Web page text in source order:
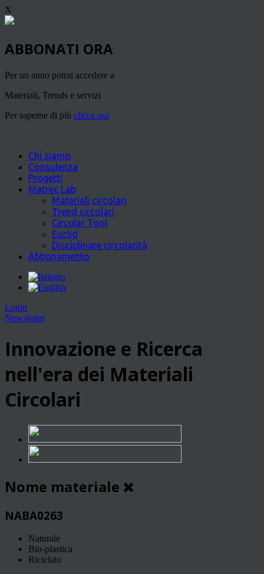
X
ABBONATI ORA
Per un anno potrai accedere a
Materiali, Trends e servizi
Per saperne di più clicca qui
Chi siamo
Consulenza
Progetti
Matrec Lab
Materiali circolari
Trend circolari
Circular Tool
Euclid
Disciplinare circolarità
Abbonamento
Login
Newsletter
Innovazione e Ricerca
nell'era dei Materiali
Circolari
Nome materiale
NABA0263
Naturale
Bio-plastica
Riciclato